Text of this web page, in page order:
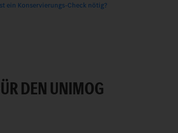
ein Konservierungs-Check nötig?
DEN UNIMOG